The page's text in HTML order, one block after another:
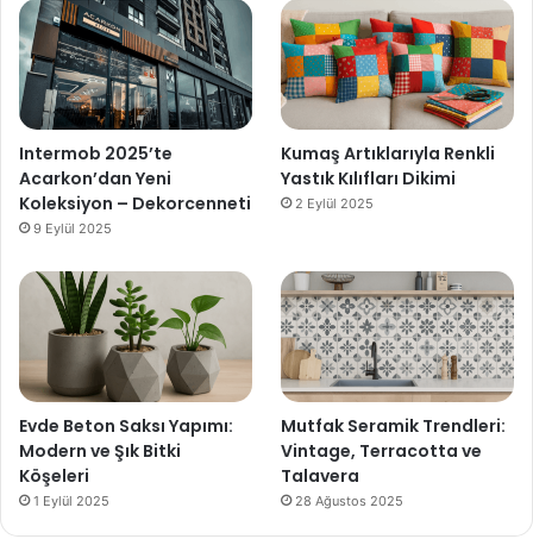
Intermob 2025’te
Acarkon’dan Yeni
Koleksiyon – Dekorcenneti
9 Eylül 2025
Kumaş Artıklarıyla Renkli
Yastık Kılıfları Dikimi
2 Eylül 2025
Evde Beton Saksı Yapımı:
Modern ve Şık Bitki
Köşeleri
1 Eylül 2025
Mutfak Seramik Trendleri:
Vintage, Terracotta ve
Talavera
28 Ağustos 2025